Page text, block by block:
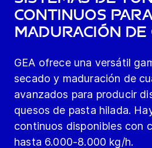
continuos
maduración de
GEA ofrece una versátil
secado y maduración de
avanzados para producir
quesos de pasta hilada.
continuos disponibles con
hasta 6.000-8.000 kg/h.